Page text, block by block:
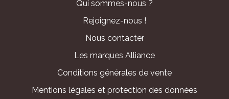
Qui sommes-nous ?
Rejoignez-nous !
Nous contacter
Les marques Alliance
Conditions générales de vente
Mentions légales et protection des données